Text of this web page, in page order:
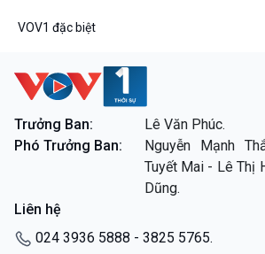
VOV1 đặc biệt
Trưởng Ban:
Lê Văn Phúc.
Phó Trưởng Ban:
Nguyễn Mạnh
Tuyết Mai - Lê Thị
Dũng.
Liên hệ
024 3936 5888 - 3825 5765.